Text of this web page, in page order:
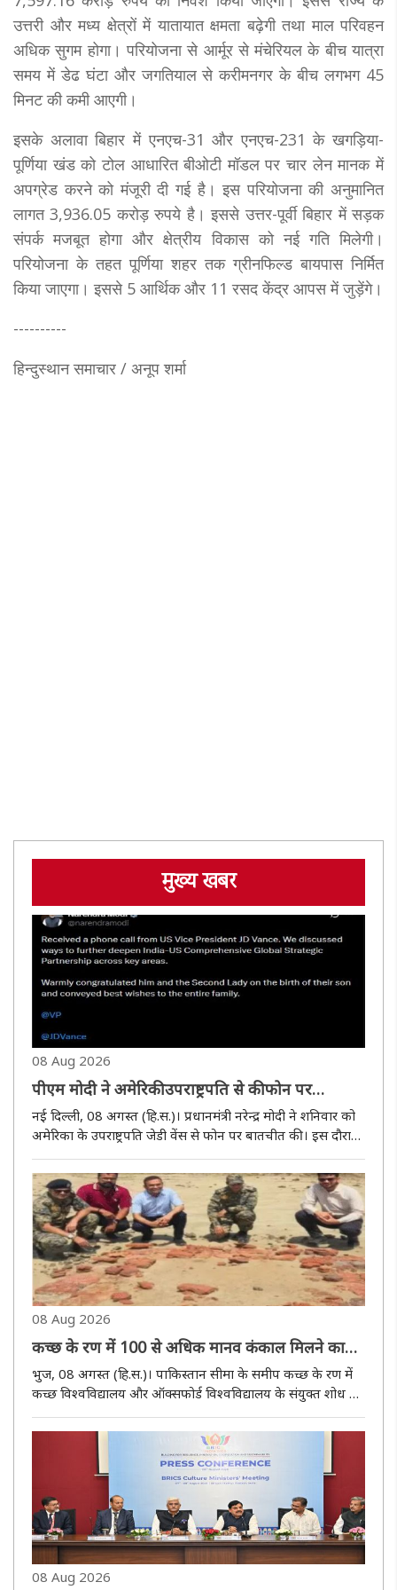
उत्तरी और मध्य क्षेत्रों में यातायात क्षमता बढ़ेगी तथा माल परिवहन
अधिक सुगम होगा। परियोजना से आर्मूर से मंचेरियल के बीच यात्रा
समय में डेढ घंटा और जगतियाल से करीमनगर के बीच लगभग 45
मिनट की कमी आएगी।
इसके अलावा बिहार में एनएच-31 और एनएच-231 के खगड़िया-
पूर्णिया खंड को टोल आधारित बीओटी मॉडल पर चार लेन मानक में
अपग्रेड करने को मंजूरी दी गई है। इस परियोजना की अनुमानित
लागत 3,936.05 करोड़ रुपये है। इससे उत्तर-पूर्वी बिहार में सड़क
संपर्क मजबूत होगा और क्षेत्रीय विकास को नई गति मिलेगी।
परियोजना के तहत पूर्णिया शहर तक ग्रीनफिल्ड बायपास निर्मित
किया जाएगा। इससे 5 आर्थिक और 11 रसद केंद्र आपस में जुड़ेंगे।
----------
हिन्दुस्थान समाचार / अनूप शर्मा
मुख्य खबर
08 Aug 2026
पीएम मोदी ने अमेरिकी उपराष्ट्रपति से की फोन पर
बातचीत, भारत-अमेरिका संबंधों को और मजबूत करने
पर जोर
नई दिल्ली, 08 अगस्त (हि.स.)। प्रधानमंत्री नरेन्द्र मोदी ने शनिवार को
अमेरिका के उपराष्ट्रपति जेडी वेंस से फोन पर बातचीत की। इस दौरान
दोनों नेताओं ने भारत और अमेरिका के बीच व्यापक वैश्विक
रणनीतिक साझेदारी को विभिन्न महत्वपूर्ण क्षेत्रों में और मजबूत..
08 Aug 2026
कच्छ के रण में 100 से अधिक मानव कंकाल मिलने का
दावा, प्राचीन बस्ती के अवशेष भी मिले
भुज, 08 अगस्त (हि.स.)। पाकिस्तान सीमा के समीप कच्छ के रण में
कच्छ विश्वविद्यालय और ऑक्सफोर्ड विश्वविद्यालय के संयुक्त शोध के
दौरान 100 से अधिक मानव कंकाल मिलने से पुरातत्व एवं इतिहास के
क्षेत्र में उत्सुकता बढ़ गई है। शोधकर्ताओं के अनुसार, एक ही ..
08 Aug 2026